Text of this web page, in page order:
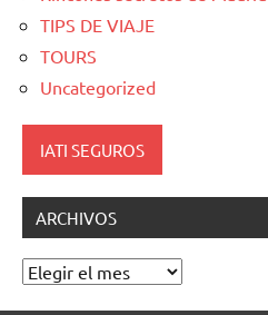
TIPS DE VIAJE
TOURS
Uncategorized
IATI SEGUROS
ARCHIVOS
Archivos